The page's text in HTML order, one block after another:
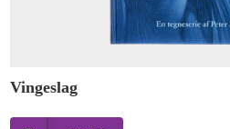
Vingeslag